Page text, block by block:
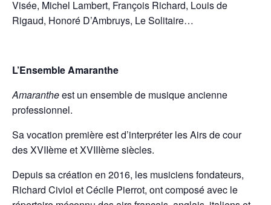
Visée, Michel Lambert, François Richard, Louis de
Rigaud, Honoré D’Ambruys, Le Solitaire…
L’Ensemble Amaranthe
Amarantheest un ensemble de musique ancienne
professionnel.
Sa vocation première est d’interpréter les Airs de cour
des XVIIème et XVIIIème siècles.
Depuis sa création en 2016, les musiciens fondateurs,
Richard Civiol et Cécile Pierrot, ont composé avec le